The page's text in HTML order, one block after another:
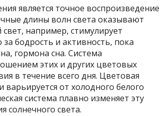
является точное воспроизведение
длины волн света оказывают
например, стимулирует
бодрость и активность, пока
гормона сна. Система
этих и других цветовых
в течение всего дня. Цветовая
варьируется от холодного белого
система плавно изменяет эту
солнечного света.